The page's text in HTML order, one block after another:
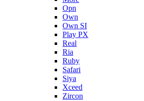
Opn
Own
Own SI
Play PX
Real
Ria
Ruby
Safari
Siya
Xceed
Zircon